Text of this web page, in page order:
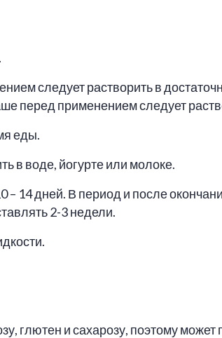
следует растворить в
перед применением следует
еды.
в воде, йогурте или молоке.
14 дней. В период и после
2-3 недели.
глютен и сахарозу, поэтому